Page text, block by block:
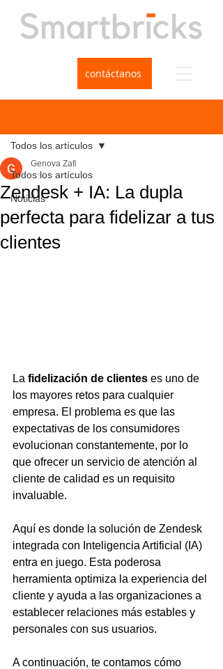
contáctanos
Todos los artículos
Noticias
Todos los artículos
Zendesk + IA: La dupla
perfecta para fidelizar a tus
clientes
Genova Zafi
La fidelización de clientes es uno de
los mayores retos para cualquier
empresa. El problema es que las
expectativas de los consumidores
evolucionan constantemente, por lo
que ofrecer un servicio de atención al
cliente de calidad es un requisito
invaluable.
Aquí es donde la solución de Zendesk
integrada con Inteligencia Artificial (IA)
entra en juego. Esta poderosa
herramienta optimiza la experiencia del
cliente y ayuda a las organizaciones a
establecer relaciones más estables y
personales con sus usuarios.
A continuación, te contamos cómo